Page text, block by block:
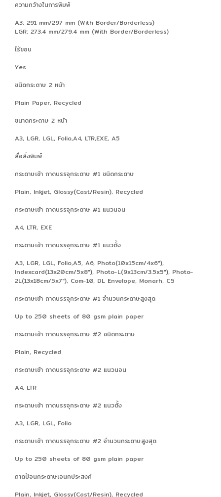
ความกว้างในการพิมพ์
A3: 291 mm/297 mm (With Border/Borderless)
LGR: 273.4 mm/279.4 mm (With Border/Borderless)
ไร้ขอบ
Yes
ชนิดกระดาษ 2 หน้า
Plain Paper, Recycled
ขนาดกระดาษ 2 หน้า
A3, LGR, LGL, Folio,A4, LTR,EXE, A5
สื่อสิ่งพิมพ์
กระดาษเข้า ถาดบรรจุกระดาษ #1 ชนิดกระดาษ
Plain, Inkjet, Glossy(Cast/Resin), Recycled
กระดาษเข้า ถาดบรรจุกระดาษ #1 แนวนอน
A4, LTR, EXE
กระดาษเข้า ถาดบรรจุกระดาษ #1 แนวตั้ง
A3, LGR, LGL, Folio,A5, A6, Photo(10x15cm/4x6"),
Indexcard(13x20cm/5x8"), Photo-L(9x13cm/3.5x5"), Photo-
2L(13x18cm/5x7"), Com-10, DL Envelope, Monarh, C5
กระดาษเข้า ถาดบรรจุกระดาษ #1 จำนวนกระดาษสูงสุด
Up to 250 sheets of 80 gsm plain paper
กระดาษเข้า ถาดบรรจุกระดาษ #2 ชนิดกระดาษ
Plain, Recycled
กระดาษเข้า ถาดบรรจุกระดาษ #2 แนวนอน
A4, LTR
กระดาษเข้า ถาดบรรจุกระดาษ #2 แนวตั้ง
A3, LGR, LGL, Folio
กระดาษเข้า ถาดบรรจุกระดาษ #2 จำนวนกระดาษสูงสุด
Up to 250 sheets of 80 gsm plain paper
ถาดป้อนกระดาษเอนกประสงค์
Plain, Inkjet, Glossy(Cast/Resin), Recycled